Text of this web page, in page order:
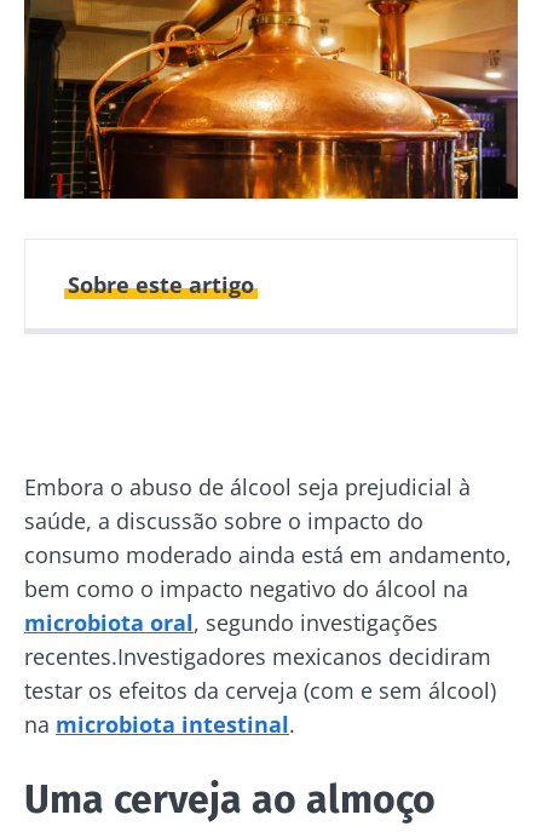
Sobre este artigo
Embora o abuso de álcool seja prejudicial à
saúde, a discussão sobre o impacto do
consumo moderado ainda está em andamento,
bem como o impacto negativo do álcool na
microbiota oral, segundo investigações
recentes.Investigadores mexicanos decidiram
testar os efeitos da cerveja (com e sem álcool)
na microbiota intestinal.
Uma cerveja ao almoço